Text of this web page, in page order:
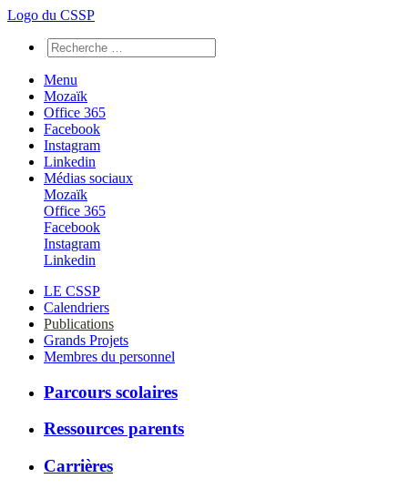
Logo du CSSP
Menu
Mozaïk
Office 365
Facebook
Instagram
Linkedin
Médias sociaux
Mozaïk
Office 365
Facebook
Instagram
Linkedin
LE CSSP
Calendriers
Publications
Grands Projets
Membres du personnel
Parcours scolaires
Ressources parents
Carrières